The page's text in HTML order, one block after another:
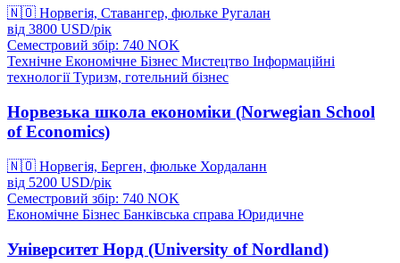
🇳🇴 Норвегія, Ставангер, фюльке Ругалан
від 3800 USD/рік
Семестровий збір: 740 NOK
Технічне Економічне Бізнес Мистецтво Інформаційні
технології Туризм, готельний бізнес
Норвезька школа економіки (Norwegian School
of Economics)
🇳🇴 Норвегія, Берген, фюльке Хордаланн
від 5200 USD/рік
Семестровий збір: 740 NOK
Економічне Бізнес Банківська справа Юридичне
Університет Норд (University of Nordland)